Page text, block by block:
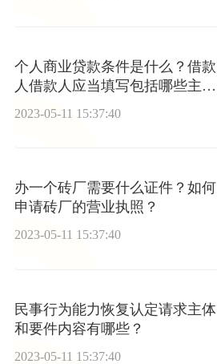
个人商业贷款条件是什么？借款
人借款人应当填写包括哪些主要
2023-05-11 15:37:40
办一个砖厂需要什么证件？如何
申请砖厂的营业执照？
2023-05-11 15:37:40
民事行为能力恢复认定请求主体
和要件内容有哪些？
2023-05-11 15:37:40